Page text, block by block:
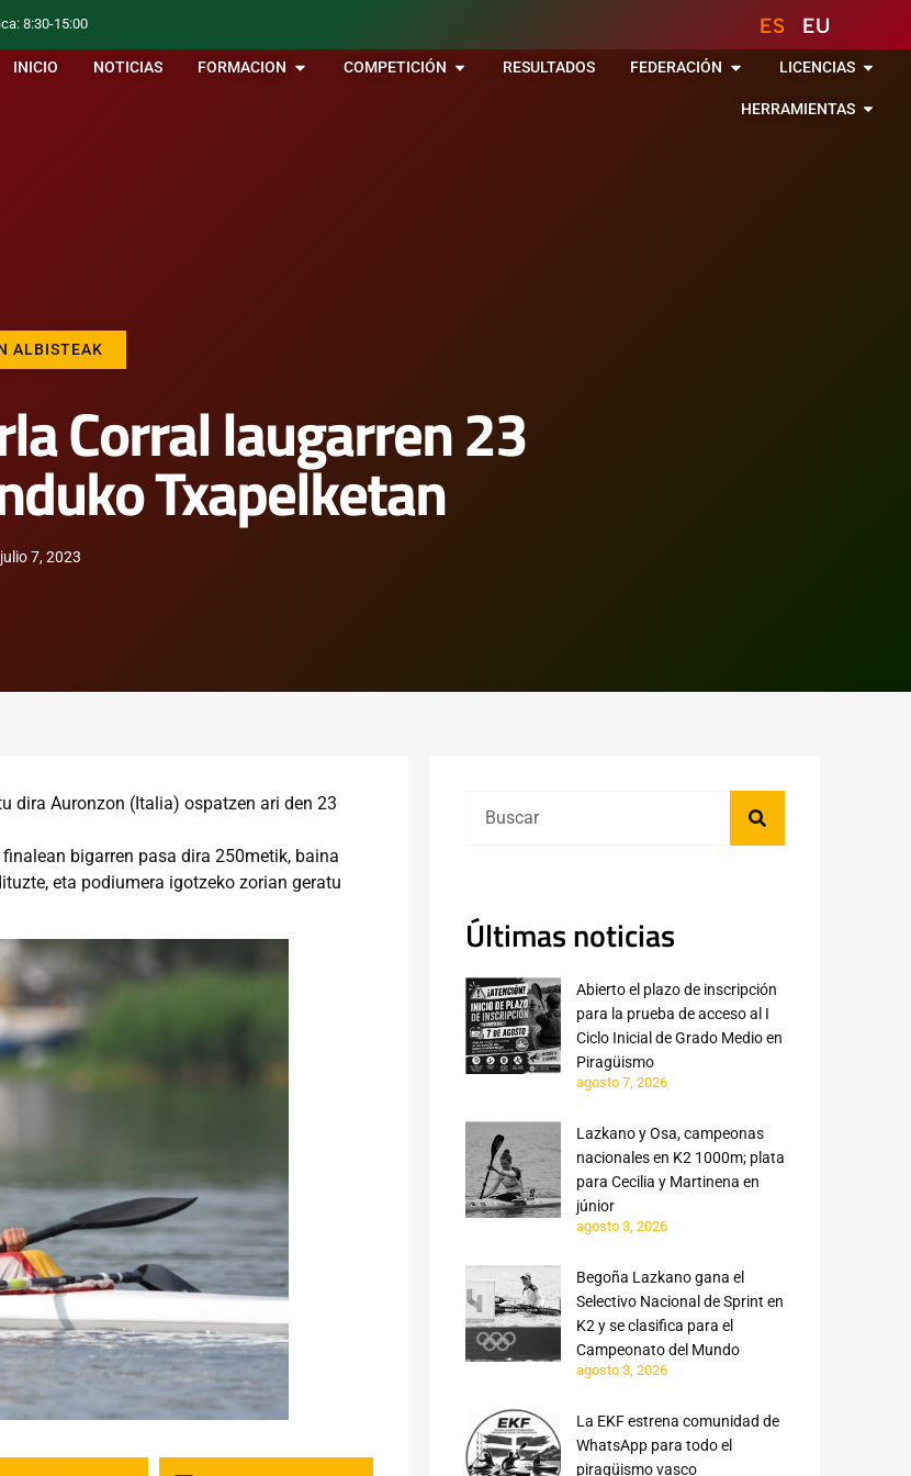
8:30-15:00 ES EU
INICIO NOTICIAS FORMACION COMPETICIÓN RESULTADOS FEDERACIÓN LICENCIAS
HERRAMIENTAS
ALBISTEAK
Corral laugarren 23
Txapelketan
julio 7, 2023
dira Auronzon (Italia) ospatzen ari den 23
bigarren pasa dira 250metik, baina
eta podiumera igotzeko zorian geratu
Últimas noticias
Abierto el plazo de inscripción
para la prueba de acceso al I
Ciclo Inicial de Grado Medio en
Piragüismo
agosto 7, 2026
Lazkano y Osa, campeonas
nacionales en K2 1000m; plata
para Cecilia y Martinena en
júnior
agosto 3, 2026
Begoña Lazkano gana el
Selectivo Nacional de Sprint en
K2 y se clasifica para el
Campeonato del Mundo
agosto 3, 2026
La EKF estrena comunidad de
WhatsApp para todo el
piragüismo vasco